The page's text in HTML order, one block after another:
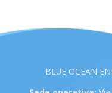
BLUE OCEAN